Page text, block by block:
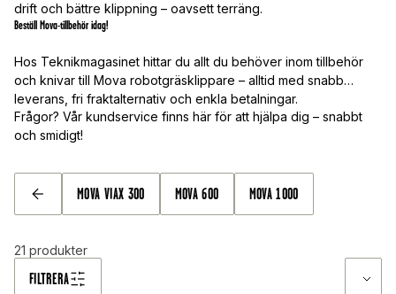
drift och bättre klippning – oavsett terräng.
Beställ Mova-tillbehör idag!
Hos Teknikmagasinet hittar du allt du behöver inom tillbehör
och knivar till Mova robotgräsklippare – alltid med snabb
leverans, fri fraktalternativ och enkla betalningar.
Frågor? Vår kundservice finns här för att hjälpa dig – snabbt
och smidigt!
TILLBAKA
MOVA VIAX 300 MOVA 600 MOVA 1000
FILTRERA
21 produkter